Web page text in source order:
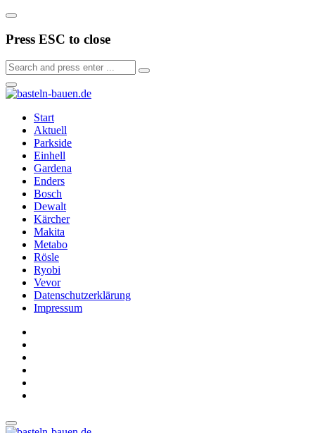
Press ESC to close
Start
Aktuell
Parkside
Einhell
Gardena
Enders
Bosch
Dewalt
Kärcher
Makita
Metabo
Rösle
Ryobi
Vevor
Datenschutzerklärung
Impressum